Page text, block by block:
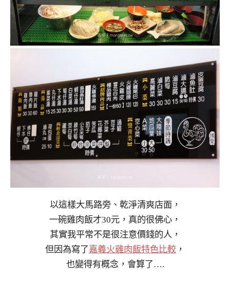
以這樣大馬路旁、乾淨清爽店面，
一碗雞肉飯才30元，真的很佛心，
其實我平常不是很注意價錢的人，
但因為寫了嘉義火雞肉飯特色比較 ，
也變得有概念，會算了….